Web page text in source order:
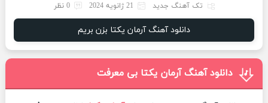
تک آهنگ جدید 21 ژانویه 2024 0 نظر
دانلود آهنگ آرمان یکتا بزن بریم
دانلود آهنگ آرمان یکتا بی معرفت